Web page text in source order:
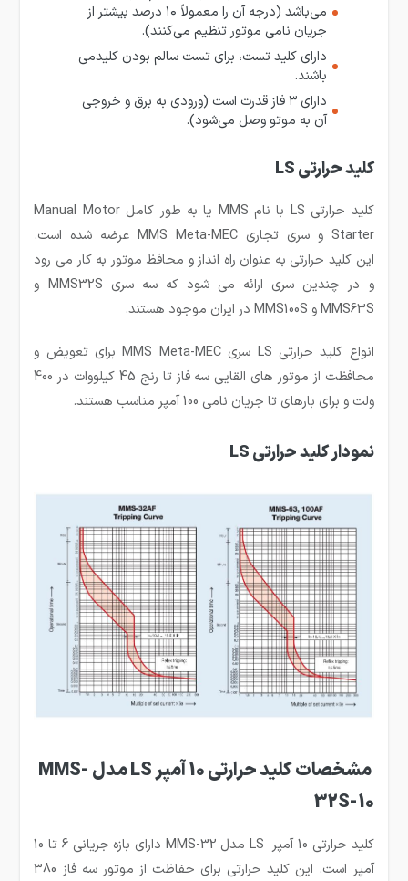
می‌باشد (درجه آن را معمولاً ۱۰ درصد بیشتر از
جریان نامی موتور تنظیم می‌کنند).
دارای کلید تست، برای تست سالم بودن کلیدمی
باشند.
دارای ۳ فاز قدرت است (ورودی به برق و خروجی
آن به موتو وصل می‌شود).
کلید حرارتی LS
کلید حرارتی LS با نام MMS یا به طور کامل Manual Motor
Starter و سری تجاری MMS Meta-MEC عرضه شده است.
این کلید حرارتی به عنوان راه انداز و محافظ موتور به کار می رود
و در چندین سری ارائه می شود که سه سری MMS32S و
MMS63S و MMS100S در ایران موجود هستند.
انواع کلید حرارتی LS سری MMS Meta-MEC برای تعویض و
محافظت از موتور های القایی سه فاز تا رنج 45 کیلووات در 400
ولت و برای بارهای تا جریان نامی 100 آمپر مناسب هستند.
نمودار کلید حرارتی LS
مشخصات کلید حرارتی 10 آمپر LS مدل MMS-
32S-10
کلید حرارتی 10 آمپر LS مدل MMS-32 دارای بازه جریانی 6 تا 10
آمپر است. این کلید حرارتی برای حفاظت از موتور سه فاز 380